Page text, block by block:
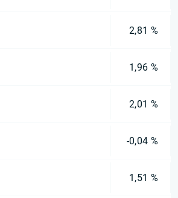
2,81 %
1,96 %
2,01 %
-0,04 %
1,51 %